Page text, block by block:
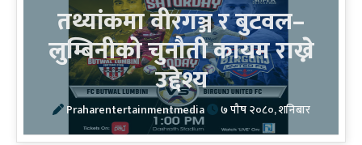
तथ्यांकमा वीरगञ्ज र बुटवल–
लुम्बिनीको चुनौती कायम राख्ने
उद्देश्य
Praharentertainmentmedia ७ पौष २०८०, शनिबार